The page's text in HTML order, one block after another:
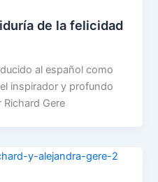
de la felicidad
al español como
inspirador y profundo
Gere